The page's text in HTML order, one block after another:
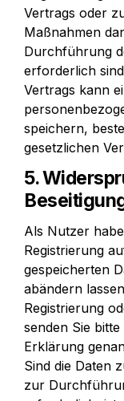
Vertrags oder
Maßnahmen
Durchführung
erforderlich
Vertrags kann
speichern,
gesetzlichen
5.
Als Nutzer
Registrierung
gespeicherten
abändern
Registrierung
senden Sie
Erklärung
Sind die Daten
zur